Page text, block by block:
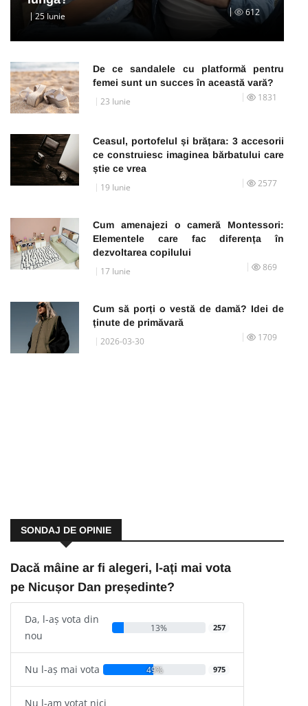
25 Iunie 612
De ce sandalele cu platformă pentru
femei sunt un succes în această vară?
23 Iunie 1831
Ceasul, portofelul și brățara: 3 accesorii
ce construiesc imaginea bărbatului care
știe ce vrea
19 Iunie 2577
Cum amenajezi o cameră Montessori:
Elementele care fac diferența în
dezvoltarea copilului
17 Iunie 869
Cum să porți o vestă de damă? Idei de
ținute de primăvară
2026-03-30 1709
SONDAJ DE OPINIE
Dacă mâine ar fi alegeri, l-ați mai vota
pe Nicușor Dan președinte?
Da, l-aș vota din
nou
13% 257
Nu l-aș mai vota 49% 975
Nu l-am votat nici